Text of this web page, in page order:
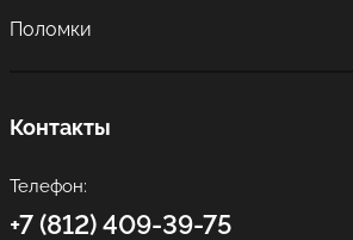
Поломки
Контакты
Телефон:
+7 (812) 409-39-75